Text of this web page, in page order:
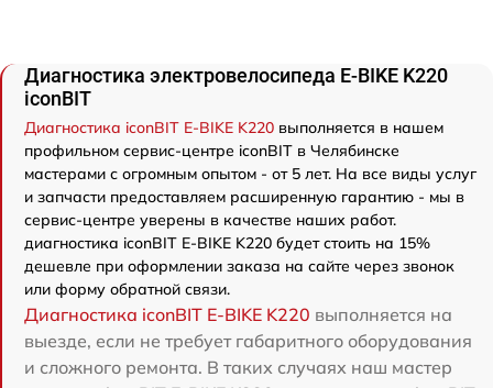
Диагностика электровелосипеда E-BIKE K220
iconBIT
Диагностика iconBIT E-BIKE K220 выполняется в нашем
профильном сервис-центре iconBIT в Челябинске
мастерами с огромным опытом - от 5 лет. На все виды услуг
и запчасти предоставляем расширенную гарантию - мы в
сервис-центре уверены в качестве наших работ.
диагностика iconBIT E-BIKE K220 будет стоить на 15%
дешевле при оформлении заказа на сайте через звонок
или форму обратной связи.
Диагностика iconBIT E-BIKE K220 выполняется на
выезде, если не требует габаритного оборудования
и сложного ремонта. В таких случаях наш мастер